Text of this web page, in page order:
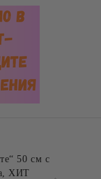
50 см с
ХИТ